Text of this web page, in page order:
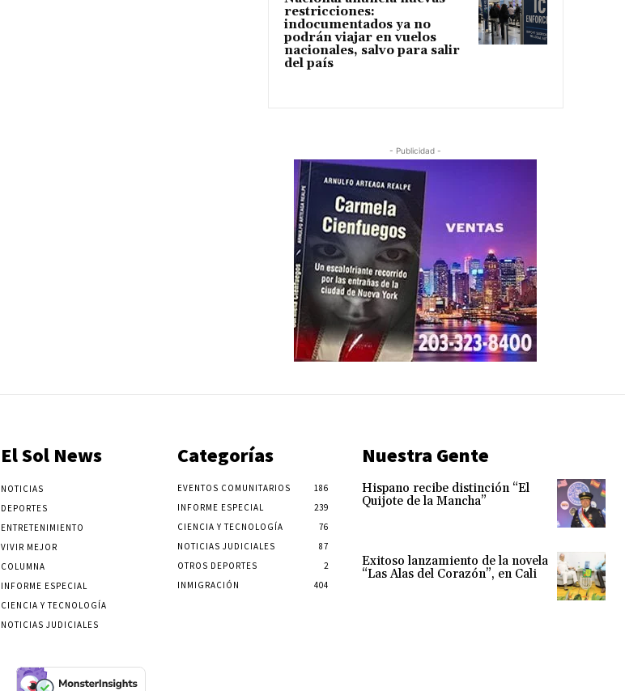
restricciones:
indocumentados ya no
podrán viajar en vuelos
nacionales, salvo para salir
del país
- Publicidad -
El Sol News
NOTICIAS
DEPORTES
ENTRETENIMIENTO
VIVIR MEJOR
COLUMNA
INFORME ESPECIAL
CIENCIA Y TECNOLOGÍA
NOTICIAS JUDICIALES
Categorías
EVENTOS COMUNITARIOS
186
INFORME ESPECIAL
239
CIENCIA Y TECNOLOGÍA
76
NOTICIAS JUDICIALES
87
OTROS DEPORTES
2
INMIGRACIÓN
404
Nuestra Gente
Hispano recibe distinción “El
Quijote de la Mancha”
Exitoso lanzamiento de la novela
“Las Alas del Corazón”, en Cali